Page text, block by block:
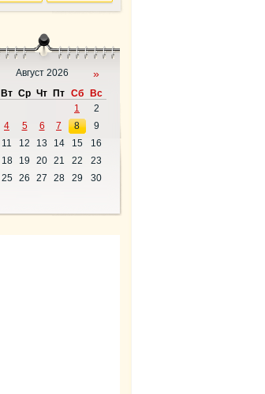
Август 2026 »
Вт Ср Чт Пт Сб
Вс
1
2
4 5 6 7 8
9
11 12 13 14 15
16
18 19 20 21 22
23
25 26 27 28 29
30